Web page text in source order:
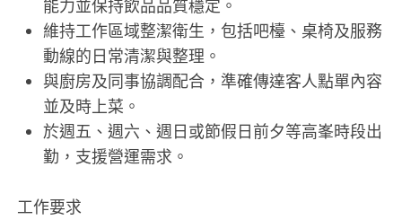
能力並保持飲品品質穩定。
維持工作區域整潔衛生，包括吧檯、桌椅及服務
動線的日常清潔與整理。
與廚房及同事協調配合，準確傳達客人點單內容
並及時上菜。
於週五、週六、週日或節假日前夕等高峯時段出
勤，支援營運需求。
工作要求